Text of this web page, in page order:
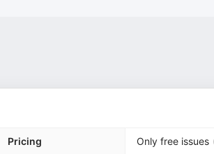
Pricing Only free issues